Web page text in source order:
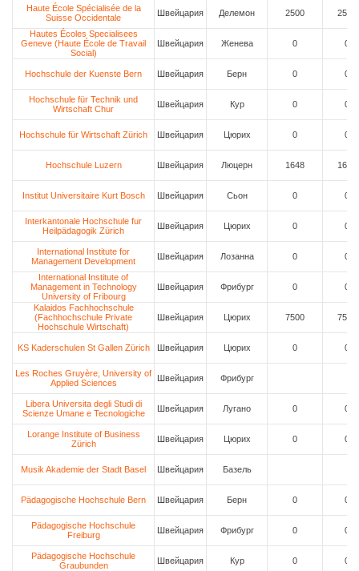
Haute École Spécialisée de la
Suisse Occidentale
Швейцария Делемон 2500 2500
Hautes Écoles Specialisees
Geneve (Haute École de Travail
Social)
Швейцария Женева 0 0
Hochschule der Kuenste Bern Швейцария Берн 0 0
Hochschule für Technik und
Wirtschaft Chur
Швейцария Кур 0 0
Hochschule für Wirtschaft Zürich Швейцария Цюрих 0 0
Hochschule Luzern Швейцария Люцерн 1648 1648
Institut Universitaire Kurt Bosch Швейцария Сьон 0 0
Interkantonale Hochschule fur
Heilpädagogik Zürich
Швейцария Цюрих 0 0
International Institute for
Management Development
Швейцария Лозанна 0 0
International Institute of
Management in Technology
University of Fribourg
Швейцария Фрибург 0 0
Kalaidos Fachhochschule
(Fachhochschule Private
Hochschule Wirtschaft)
Швейцария Цюрих 7500 7500
KS Kaderschulen St Gallen Zürich Швейцария Цюрих 0 0
Les Roches Gruyère, University of
Applied Sciences
Швейцария Фрибург
Libera Universita degli Studi di
Scienze Umane e Tecnologiche
Швейцария Лугано 0 0
Lorange Institute of Business
Zürich
Швейцария Цюрих 0 0
Musik Akademie der Stadt Basel Швейцария Базель
Pädagogische Hochschule Bern Швейцария Берн 0 0
Pädagogische Hochschule
Freiburg
Швейцария Фрибург 0 0
Pädagogische Hochschule
Graubunden
Швейцария Кур 0 0